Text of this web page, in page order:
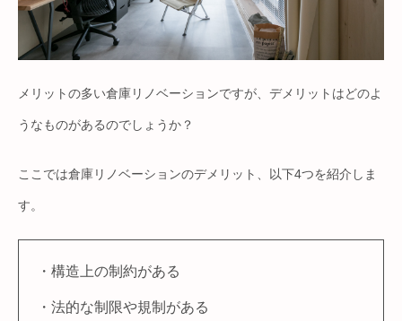
メリットの多い倉庫リノベーションですが、デメリットはどのよ
うなものがあるのでしょうか？
ここでは倉庫リノベーションのデメリット、以下4つを紹介しま
す。
・構造上の制約がある
・法的な制限や規制がある